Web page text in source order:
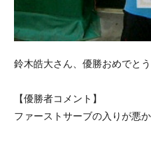
鈴木皓大さん、優勝おめでと
【優勝者コメント】
ファーストサーブの入りが悪